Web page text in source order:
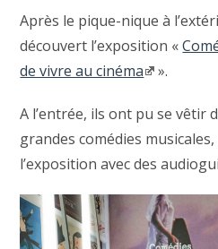
Après le pique-nique à
découvert l’exposition «
de vivre au cinéma
».
A l’entrée, ils ont pu se vêtir
grandes comédies
l’exposition avec des